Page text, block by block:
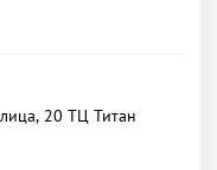
20 ТЦ Титан